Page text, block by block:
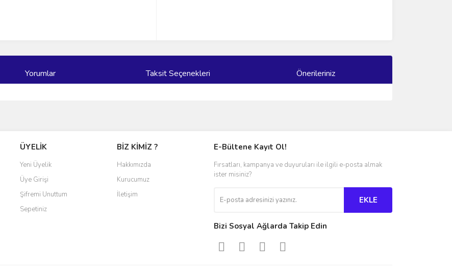
Yorumlar Taksit Seçenekleri Önerileriniz
ÜYELİK
Yeni Üyelik
Üye Girişi
Şifremi Unuttum
Sepetiniz
BİZ KİMİZ ?
Hakkımızda
Kurucumuz
İletişim
E-Bültene Kayıt Ol!
Fırsatları, kampanya ve duyuruları ile ilgili e-posta almak
ister misiniz?
EKLE
Bizi Sosyal Ağlarda Takip Edin